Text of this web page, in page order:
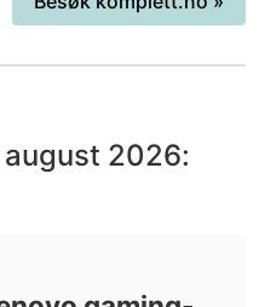
og har 14
ca. 38 000 PCer
i dag.
august 2026: